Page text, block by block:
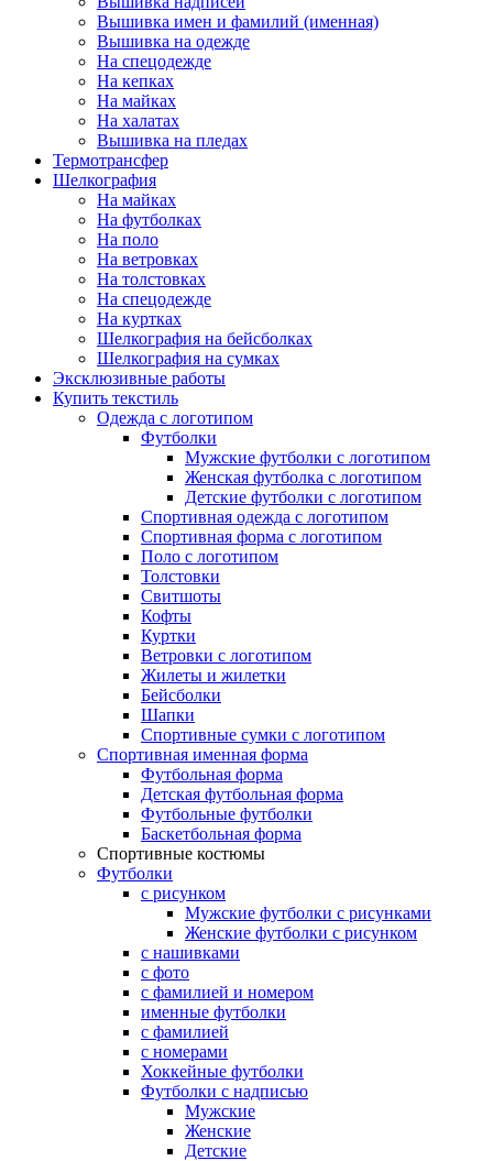
Вышивка имен и фамилий (именная)
Вышивка на одежде
На спецодежде
На кепках
На майках
На халатах
Вышивка на пледах
Термотрансфер
Шелкография
На майках
На футболках
На поло
На ветровках
На толстовках
На спецодежде
На куртках
Шелкография на бейсболках
Шелкография на сумках
Эксклюзивные работы
Купить текстиль
Одежда с логотипом
Футболки
Мужские футболки с логотипом
Женская футболка с логотипом
Детские футболки с логотипом
Спортивная одежда с логотипом
Спортивная форма с логотипом
Поло с логотипом
Толстовки
Свитшоты
Кофты
Куртки
Ветровки с логотипом
Жилеты и жилетки
Бейсболки
Шапки
Спортивные сумки с логотипом
Спортивная именная форма
Футбольная форма
Детская футбольная форма
Футбольные футболки
Баскетбольная форма
Спортивные костюмы
Футболки
с рисунком
Мужские футболки с рисунками
Женские футболки с рисунком
с нашивками
с фото
с фамилией и номером
именные футболки
с фамилией
с номерами
Хоккейные футболки
Футболки с надписью
Мужские
Женские
Детские